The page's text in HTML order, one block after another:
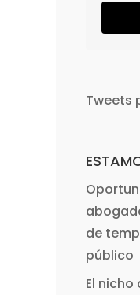
Tweets
de
público
El